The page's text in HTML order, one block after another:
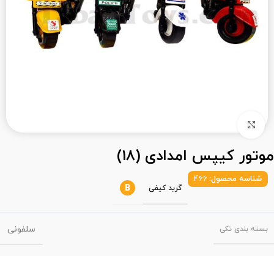
موتور کیپس امدادی (18)
شناسه محصول: 466
گرید کیفی B
بسته‌ بندی تکی سلفونی